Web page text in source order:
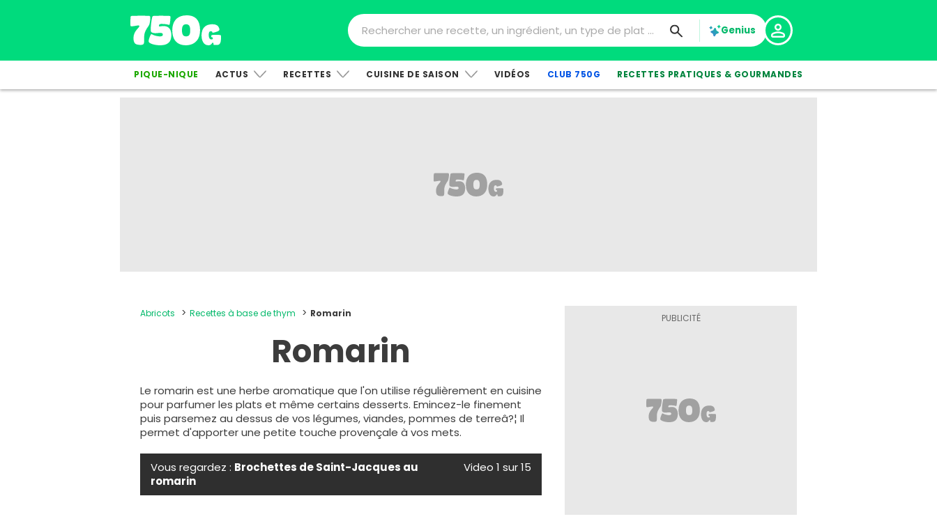
Genius
PIQUE-NIQUE ACTUS RECETTES CUISINE DE SAISON VIDÉOS CLUB 750G RECETTES PRATIQUES & GOURMANDES
Abricots Recettes à base de thym Romarin
Romarin
Le romarin est une herbe aromatique que l'on utilise régulièrement en cuisine
pour parfumer les plats et même certains desserts. Emincez-le finement
puis parsemez au dessus de vos légumes, viandes, pommes de terreâ?¦ Il
permet d'apporter une petite touche provençale à vos mets.
Vous regardez : Brochettes de Saint-Jacques au
romarin
Video 1 sur 15